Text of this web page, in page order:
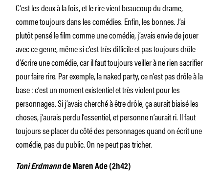
C’est les deux à la fois, et le rire vient beaucoup du drame,
comme toujours dans les comédies. Enfin, les bonnes. J’ai
plutôt pensé le film comme une comédie, j’avais envie de jouer
avec ce genre, même si c’est très difficile et pas toujours drôle
d’écrire une comédie, car il faut toujours veiller à ne rien sacrifier
pour faire rire. Par exemple, la naked party, ce n’est pas drôle à la
base : c’est un moment existentiel et très violent pour les
personnages. Si j’avais cherché à être drôle, ça aurait biaisé les
choses, j’aurais perdu l’essentiel, et personne n’aurait ri. Il faut
toujours se placer du côté des personnages quand on écrit une
comédie, pas du public. On ne peut pas tricher.
Toni Erdmannde Maren Ade (2h42)